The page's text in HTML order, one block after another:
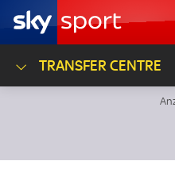
TRANSFER CENTRE